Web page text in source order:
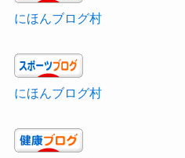
にほんブログ村
にほんブログ村